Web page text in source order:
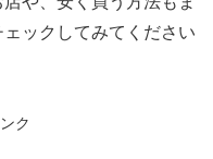
ックしてみてください
ク